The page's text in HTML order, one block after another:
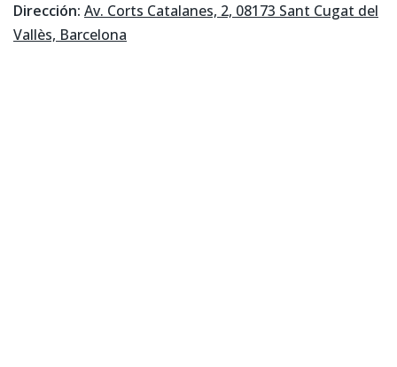
Dirección: Av. Corts Catalanes, 2, 08173 Sant Cugat del
Vallès, Barcelona